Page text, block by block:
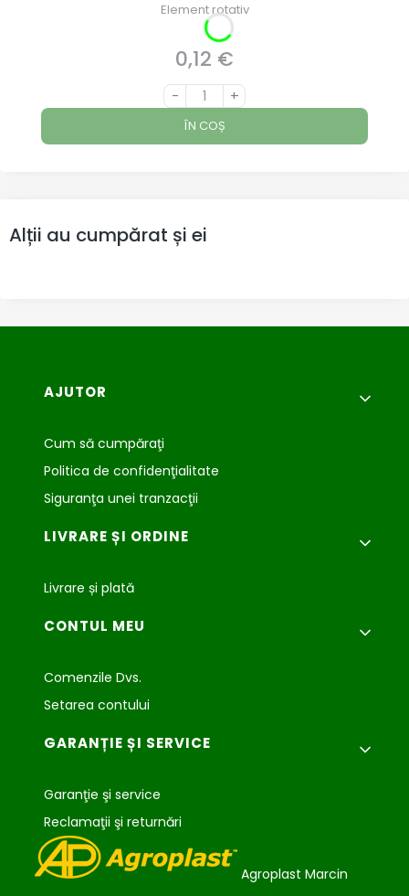
Element rotativ
Preț
0,12 €
- +
ÎN COȘ
Alții au cumpărat și ei
Meniu subsol
AJUTOR
Cum să cumpăraţi
Politica de confidenţialitate
Siguranţa unei tranzacţii
LIVRARE ȘI ORDINE
Livrare și plată
CONTUL MEU
Comenzile Dvs.
Setarea contului
GARANȚIE ȘI SERVICE
Garanţie şi service
Reclamaţii şi returnări
Agroplast Marcin